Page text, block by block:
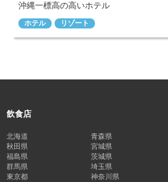
沖縄一標高の高いホテル
ホテル リゾート
飲食店
北海道 青森県
秋田県
宮城県
福島県
茨城県
群馬県
埼玉県
東京都
神奈川県